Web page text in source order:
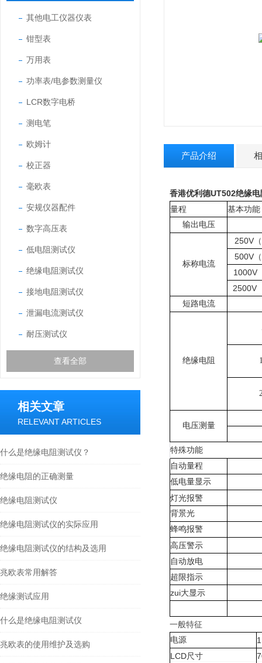
其他电工仪器仪表
钳型表
万用表
功率表/电参数测量仪
LCR数字电桥
测电笔
欧姆计
校正器
毫欧表
安规仪器配件
数字高压表
低电阻测试仪
绝缘电阻测试仪
接地电阻测试仪
泄漏电流测试仪
耐压测试仪
查看全部
相关文章
RELEVANT ARTICLES
什么是绝缘电阻测试仪？
绝缘电阻的正确测量
绝缘电阻测试仪
绝缘电阻测试仪的实际应用
绝缘电阻测试仪的结构及选用
兆欧表常用解答
绝缘测试应用
什么是绝缘电阻测试仪
兆欧表的使用维护及选购
产品介绍
香港优利德UT502绝缘
量程
基本功能
输出电压
标称电流
250V
500V
1000V
2500V
短路电流
绝缘电阻
电压测量
特殊功能
自动量程
低电量显示
灯光报警
背景光
蜂鸣报警
高压警示
自动放电
超限指示
zui大显示
一般特征
电源
LCD尺寸